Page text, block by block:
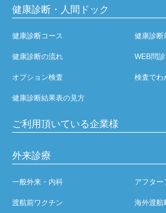
健康診断・人間ドック
健康診断コース 健康診断
健康診断の流れ WEB問
オプション検査 検査でわ
健康診断結果表の見方
ご利用頂いている企業様
外来診療
一般外来・内科 アフター
渡航前ワクチン 海外渡航